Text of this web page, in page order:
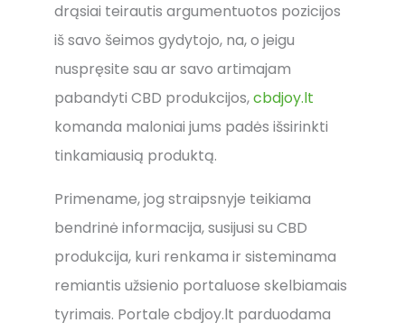
drąsiai teirautis argumentuotos pozicijos
iš savo šeimos gydytojo, na, o jeigu
nuspręsite sau ar savo artimajam
pabandyti CBD produkcijos,cbdjoy.lt
komanda maloniai jums padės išsirinkti
tinkamiausią produktą.
Primename, jog straipsnyje teikiama
bendrinė informacija, susijusi su CBD
produkcija, kuri renkama ir sisteminama
remiantis užsienio portaluose skelbiamais
tyrimais. Portale cbdjoy.lt parduodama